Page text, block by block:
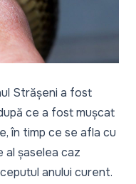
Strășeni a fost
ce a fost mușcat
în timp ce se afla cu
al șaselea caz
anului curent.